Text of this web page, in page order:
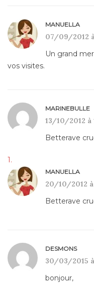
MANUELLA
07/09/2012
Un grand
vos visites.
MARINEBULLE
13/10/2012 à
Betterave
MANUELLA
20/10/2012
Betterave
DESMONS
30/03/2015
bonjour,